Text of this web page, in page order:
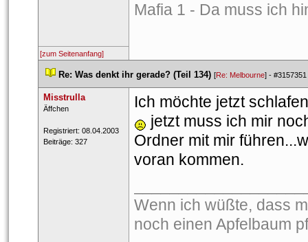
Mafia 1 - Da muss ich
[zum Seitenanfang]
Re: Was denkt ihr gerade? (Teil 134) [Re: Melbourne] - #3157351
Misstrulla
​Äffchen
Registriert: 08.04.2003
Beiträge: 327
Ich möchte jetzt
jetzt muss ich mir
Ordner mit mir
voran kommen.
Wenn ich wüßte, dass
noch einen Apfelbaum